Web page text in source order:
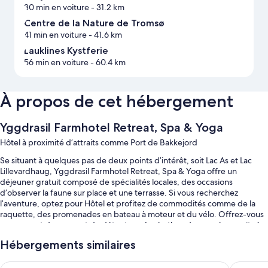
30 min en voiture- 31.2 km
Centre de la Nature de Tromsø
41 min en voiture- 41.6 km
Lauklines Kystferie
56 min en voiture- 60.4 km
À propos de cet hébergement
Yggdrasil Farmhotel Retreat, Spa & Yoga
Hôtel à proximité d’attraits comme Port de Bakkejord
Se situant à quelques pas de deux points d’intérêt, soit Lac As et Lac
Lillevardhaug, Yggdrasil Farmhotel Retreat, Spa & Yoga offre un
déjeuner gratuit composé de spécialités locales, des occasions
d’observer la faune sur place et une terrasse. Si vous recherchez
l’aventure, optez pour Hôtel et profitez de commodités comme de la
raquette, des promenades en bateau à moteur et du vélo. Offrez-vous
un moment de repos et de détente au Ice bath and sauna, le spa situé
place propose ces types de repas : déjeuner, dîner, souper et repas
Hébergements similaires